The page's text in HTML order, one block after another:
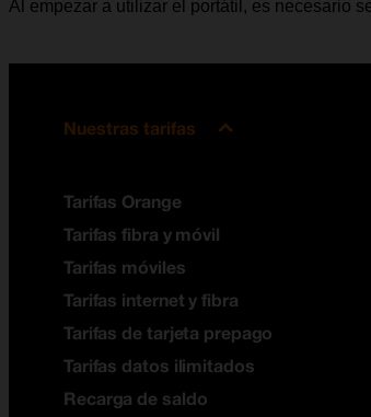
Al empezar a utilizar el portátil, es necesario
Nuestras tarifas
Tarifas Orange
Tarifas fibra y móvil
Tarifas móviles
Tarifas internet y fibra
Tarifas de tarjeta prepago
Tarifas datos ilimitados
Recarga de saldo